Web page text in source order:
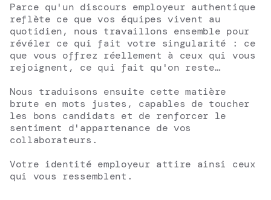
Parce qu'un discours employeur authentique
reflète ce que vos équipes vivent au
quotidien, nous travaillons ensemble pour
révéler ce qui fait votre singularité : ce
que vous offrez réellement à ceux qui vous
rejoignent, ce qui fait qu'on reste…
Nous traduisons ensuite cette matière
brute en mots justes, capables de toucher
les bons candidats et de renforcer le
sentiment d'appartenance de vos
collaborateurs.
Votre identité employeur attire ainsi ceux
qui vous ressemblent.